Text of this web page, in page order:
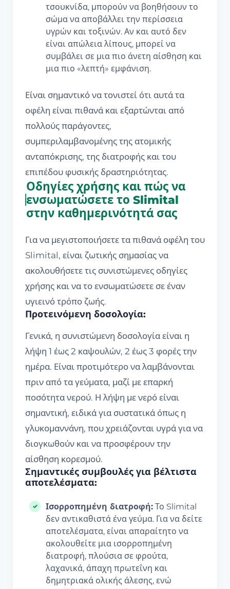
τσουκνίδα, μπορούν να βοηθήσουν το
σώμα να αποβάλλει την περίσσεια
υγρών και τοξινών. Αν και αυτό δεν
είναι απώλεια λίπους, μπορεί να
συμβάλει σε μια πιο άνετη αίσθηση και
μια πιο «λεπτή» εμφάνιση.
Είναι σημαντικό να τονιστεί ότι αυτά τα
οφέλη είναι πιθανά και εξαρτώνται από
πολλούς παράγοντες,
συμπεριλαμβανομένης της ατομικής
ανταπόκρισης, της διατροφής και του
επιπέδου φυσικής δραστηριότητας.
Οδηγίες χρήσης και πώς να
ενσωματώσετε το Slimital
στην καθημερινότητά σας
Για να μεγιστοποιήσετε τα πιθανά οφέλη του
Slimital, είναι ζωτικής σημασίας να
ακολουθήσετε τις συνιστώμενες οδηγίες
χρήσης και να το ενσωματώσετε σε έναν
υγιεινό τρόπο ζωής.
Προτεινόμενη δοσολογία:
Γενικά, η συνιστώμενη δοσολογία είναι η
λήψη 1 έως 2 καψουλών, 2 έως 3 φορές την
ημέρα. Είναι προτιμότερο να λαμβάνονται
πριν από τα γεύματα, μαζί με επαρκή
ποσότητα νερού. Η λήψη με νερό είναι
σημαντική, ειδικά για συστατικά όπως η
γλυκομαννάνη, που χρειάζονται υγρά για να
διογκωθούν και να προσφέρουν την
αίσθηση κορεσμού.
Σημαντικές συμβουλές για βέλτιστα
αποτελέσματα:
Ισορροπημένη διατροφή: Το Slimital
δεν αντικαθιστά ένα γεύμα. Για να δείτε
αποτελέσματα, είναι απαραίτητο να
ακολουθείτε μια ισορροπημένη
διατροφή, πλούσια σε φρούτα,
λαχανικά, άπαχη πρωτεΐνη και
δημητριακά ολικής άλεσης, ενώ